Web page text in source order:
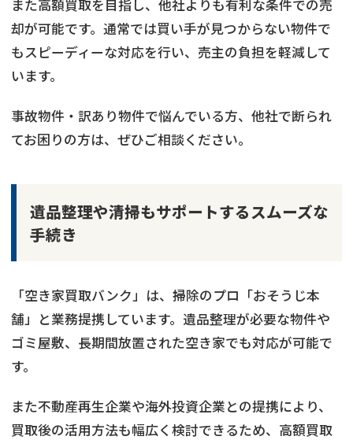
また高額買取を目指し、他社よりも有利な条件での売
却が可能です。通常では買い手が見つからない物件で
もスピーディーな対応を行い、売主の負担を軽減して
います。
事故物件・訳あり物件で悩んでいる方、他社で断られ
てお困りの方は、ぜひご相談ください。
遺品整理や清掃もサポートするスムーズな
手続き
「空き家買取バンク」は、掃除のプロ「おそうじ本
舗」と業務提携しています。遺品整理が必要な物件や
ゴミ屋敷、長期間放置された空き家でも対応が可能で
す。
また不動産再生企業や海外投資企業との提携により、
買取後の活用方法も幅広く検討できるため、高額買取